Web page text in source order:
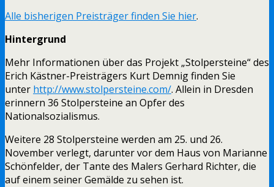
Alle bisherigen Preisträger finden Sie hier.
Hintergrund
Mehr Informationen über das Projekt „Stolpersteine“ des
Erich Kästner-Preisträgers Kurt Demnig finden Sie
unter http://www.stolpersteine.com/. Allein in Dresden
erinnern 36 Stolpersteine an Opfer des
Nationalsozialismus.
Weitere 28 Stolpersteine werden am 25. und 26.
November verlegt, darunter vor dem Haus von Marianne
Schönfelder, der Tante des Malers Gerhard Richter, die
auf einem seiner Gemälde zu sehen ist.